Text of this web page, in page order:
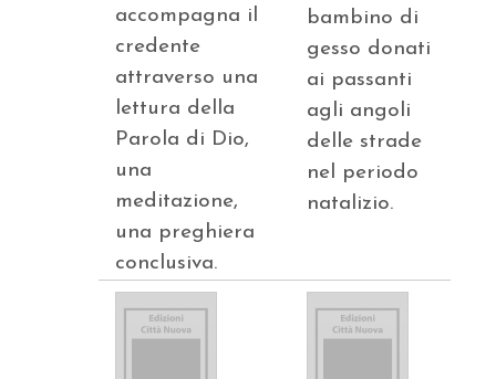
accompagna il
credente
attraverso una
lettura della
Parola di Dio,
una
meditazione,
una preghiera
conclusiva.
bambino di
gesso donati
ai passanti
agli angoli
delle strade
nel periodo
natalizio.